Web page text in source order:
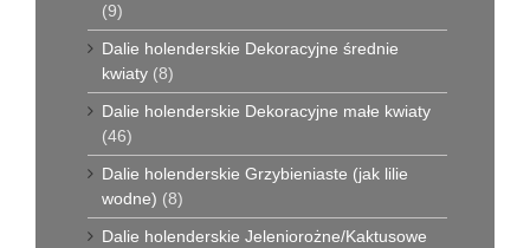
(9)
Dalie holenderskie Dekoracyjne średnie
kwiaty (8)
Dalie holenderskie Dekoracyjne małe kwiaty
(46)
Dalie holenderskie Grzybieniaste (jak lilie
wodne) (8)
Dalie holenderskie Jeleniorożne/Kaktusowe